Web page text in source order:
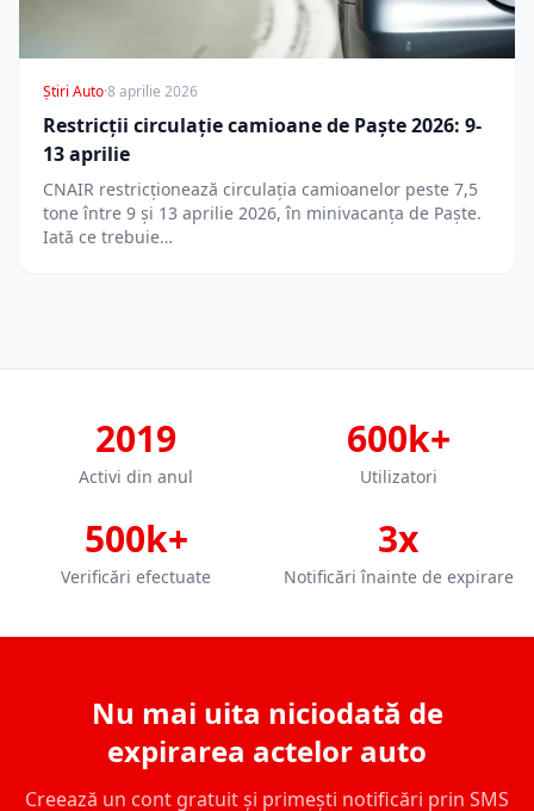
Știri Auto·8 aprilie 2026
Restricții circulație camioane de Paște 2026: 9-
13 aprilie
CNAIR restricționează circulația camioanelor peste 7,5
tone între 9 și 13 aprilie 2026, în minivacanța de Paște.
Iată ce trebuie…
2019
Activi din anul
600k+
Utilizatori
500k+
Verificări efectuate
3x
Notificări înainte de expirare
Nu mai uita niciodată de
expirarea actelor auto
Creează un cont gratuit și primești notificări prin SMS